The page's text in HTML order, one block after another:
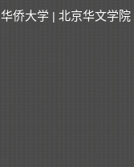
华侨大学 | 北京华文学院